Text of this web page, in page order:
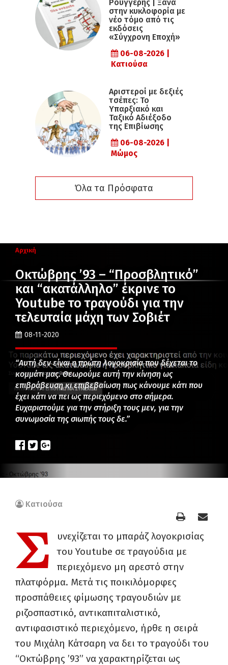
Ρουγγέρης | Ξανά
στην κυκλοφορία με
νέο τόμο από τις
εκδόσεις
«Σύγχρονη Εποχή»
06-08-2026 |
Κατιούσα
Αριστεροί με δεξιές
τσέπες: Το
Υπαρξιακό και
Ταξικό Αδιέξοδο
της Επιβίωσης
06-08-2026 |
Μώμος
Όλα τα Πρόσφατα
Αρχική
Οκτώβρης ’93 – “Προσβλητικό”
και “ακατάλληλο” έκρινε το
Youtube το τραγούδι για την
τελευταία μάχη των Σοβιέτ
08-11-2020
“Αυτή δεν είναι η πρώτη λογοκρισία που δέχεται το
κομμάτι μας. Θεωρούμε αυτή την κίνηση ως
επιβράβευση κι επιβεβαίωση πως κάνουμε κάτι που
έχει κάτι να πει ως περιεχόμενο στο σήμερα.
Ευχαριστούμε για την στήριξη τους μεν, για την
συνωμοσία της σιωπής τους δε.”
Κατιούσα
Σ
υνεχίζεται το μπαράζ λογοκρισίας
του Youtube σε τραγούδια με
περιεχόμενο μη αρεστό στην
πλατφόρμα. Μετά τις ποικιλόμορφες
προσπάθειες φίμωσης τραγουδιών με
ριζοσπαστικό, αντικαπιταλιστικό,
αντιφασιστικό περιεχόμενο, ήρθε η σειρά
του Μιχάλη Κάτσαρη να δει το τραγούδι του
“Οκτώβρης ’93” να χαρακτηρίζεται ως